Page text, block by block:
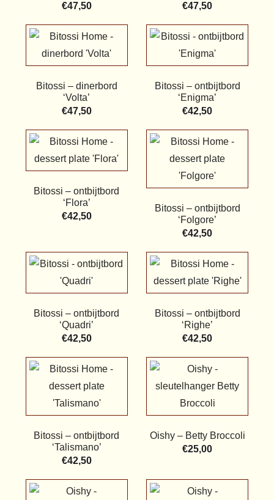
€47,50
€47,50
Bitossi – dinerbord
‘Volta’
€47,50
Bitossi – ontbijtbord
‘Enigma’
€42,50
Bitossi – ontbijtbord
‘Flora’
€42,50
Bitossi – ontbijtbord
‘Folgore’
€42,50
Bitossi – ontbijtbord
‘Quadri’
€42,50
Bitossi – ontbijtbord
‘Righe’
€42,50
Bitossi – ontbijtbord
‘Talismano’
€42,50
Oishy – Betty Broccoli
€25,00